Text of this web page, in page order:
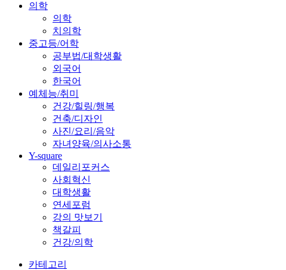
의학
의학
치의학
중고등/어학
공부법/대학생활
외국어
한국어
예체능/취미
건강/힐링/행복
건축/디자인
사진/요리/음악
자녀양육/의사소통
Y-square
데일리포커스
사회혁신
대학생활
연세포럼
강의 맛보기
책갈피
건강/의학
카테고리